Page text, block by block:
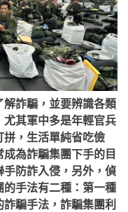
詐騙，並要辨識各類
其軍中多是年輕官兵
拼，生活單純省吃儉
為詐騙集團下手的目
防詐入侵，另外，偵
手法有二種：第一種
騙手法，詐騙集團利